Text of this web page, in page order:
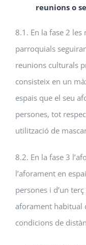
reunions o
8.1. En la fase 2
parroquials
reunions culturals
consisteix en un
espais que el seu
persones, tot
utilització de
8.2. En la fase 3
l’aforament en
persones i d’un
aforament habitual
condicions de